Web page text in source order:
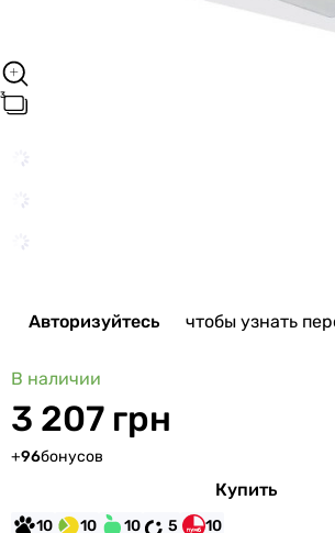
Авторизуйтесь чтобы узнать
В наличии
3 207 грн
+96бонусов
Купить
10 10 10 5 10